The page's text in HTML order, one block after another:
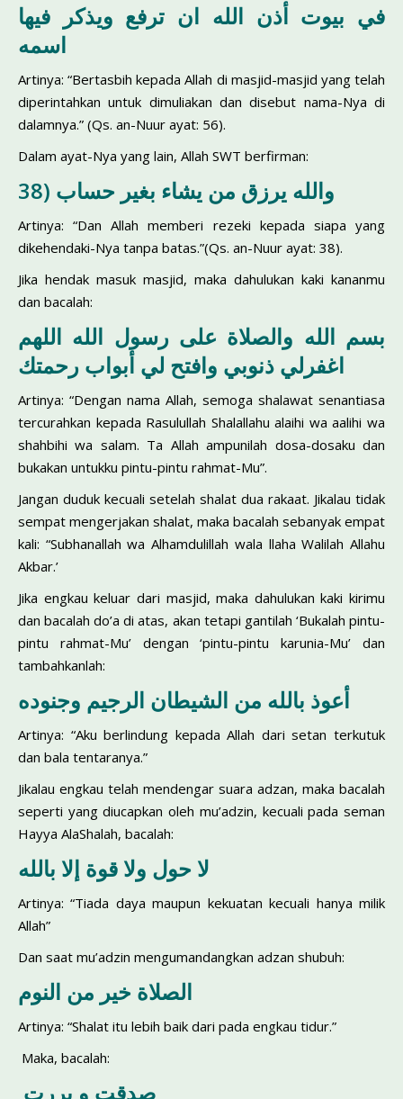
في بيوت أذن الله ان ترفع ويذكر فيها
اسمه
Artinya: “Bertasbih kepada Allah di masjid-masjid yang telah
diperintahkan untuk dimuliakan dan disebut nama-Nya di
dalamnya.” (Qs. an-Nuur ayat: 56).
Dalam ayat-Nya yang lain, Allah SWT berfirman:
والله يرزق من يشاء بغير حساب (38
Artinya: “Dan Allah memberi rezeki kepada siapa yang
dikehendaki-Nya tanpa batas.”(Qs. an-Nuur ayat: 38).
Jika hendak masuk masjid, maka dahulukan kaki kananmu
dan bacalah:
بسم الله والصلاة على رسول الله اللهم
اغفرلي ذنوبي وافتح لي أبواب رحمتك
Artinya: “Dengan nama Allah, semoga shalawat senantiasa
tercurahkan kepada Rasulullah Shalallahu alaihi wa aalihi wa
shahbihi wa salam. Ta Allah ampunilah dosa-dosaku dan
bukakan untukku pintu-pintu rahmat-Mu”.
Jangan duduk kecuali setelah shalat dua rakaat. Jikalau tidak
sempat mengerjakan shalat, maka bacalah sebanyak empat
kali: “Subhanallah wa Alhamdulillah wala llaha Walilah Allahu
Akbar.’
Jika engkau keluar dari masjid, maka dahulukan kaki kirimu
dan bacalah do’a di atas, akan tetapi gantilah ‘Bukalah pintu-
pintu rahmat-Mu’ dengan ‘pintu-pintu karunia-Mu’ dan
tambahkanlah:
أعوذ بالله من الشيطان الرجيم وجنوده
Artinya: “Aku berlindung kepada Allah dari setan terkutuk
dan bala tentaranya.”
Jikalau engkau telah mendengar suara adzan, maka bacalah
seperti yang diucapkan oleh mu’adzin, kecuali pada seman
Hayya AlaShalah, bacalah:
لا حول ولا قوة إلا بالله
Artinya: “Tiada daya maupun kekuatan kecuali hanya milik
Allah”
Dan saat mu’adzin mengumandangkan adzan shubuh:
الصلاة خير من النوم
Artinya: “Shalat itu lebih baik dari pada engkau tidur.”
Maka, bacalah:
صدقت و بررت